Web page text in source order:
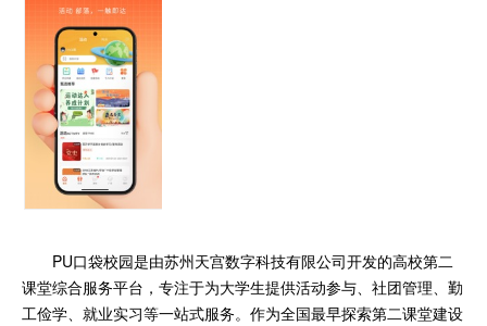
PU口袋校园是由苏州天宫数字科技有限公司开发的高校第二
课堂综合服务平台，专注于为大学生提供活动参与、社团管理、勤
工俭学、就业实习等一站式服务。作为全国最早探索第二课堂建设